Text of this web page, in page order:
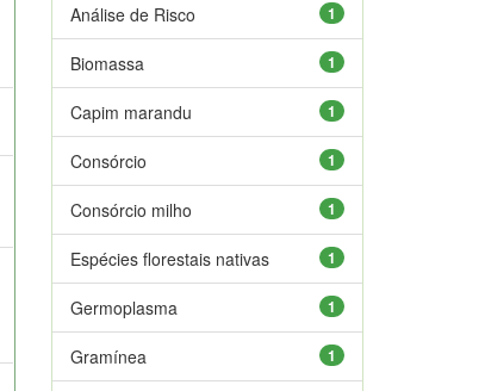
1
Análise de Risco
1
Biomassa
1
Capim marandu
1
Consórcio
1
Consórcio milho
1
Espécies florestais nativas
1
Germoplasma
1
Gramínea